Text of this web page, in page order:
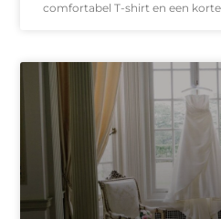
comfortabel T-shirt en een